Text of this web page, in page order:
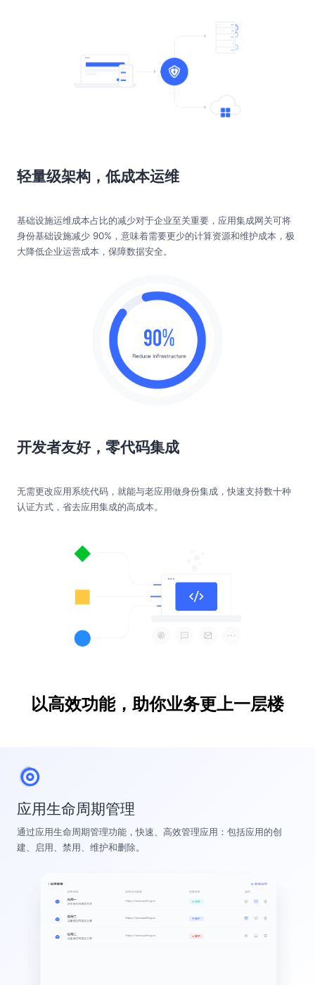
轻量级架构，低成本运维
基础设施运维成本占比的减少对于企业至关重要，应用集成网关可将
身份基础设施减少 90%，意味着需要更少的计算资源和维护成本，极
大降低企业运营成本，保障数据安全。
开发者友好，零代码集成
无需更改应用系统代码，就能与老应用做身份集成，快速支持数十种
认证方式，省去应用集成的高成本。
以高效功能，助你业务更上一层楼
应用生命周期管理
通过应用生命周期管理功能，快速、高效管理应用：包括应用的创
建、启用、禁用、维护和删除。